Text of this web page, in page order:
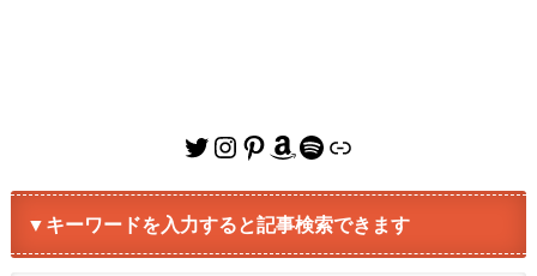
Twitter
Instagram
Pinterest
Amazon
Spotify
リンク
▼キーワードを入力すると記事検索できます